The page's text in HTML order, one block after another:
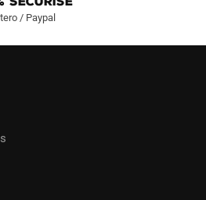
/ Paypal